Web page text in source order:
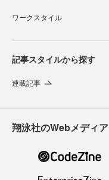
ワークスタイル
記事スタイルから探す
連載記事
翔泳社のWebメディア